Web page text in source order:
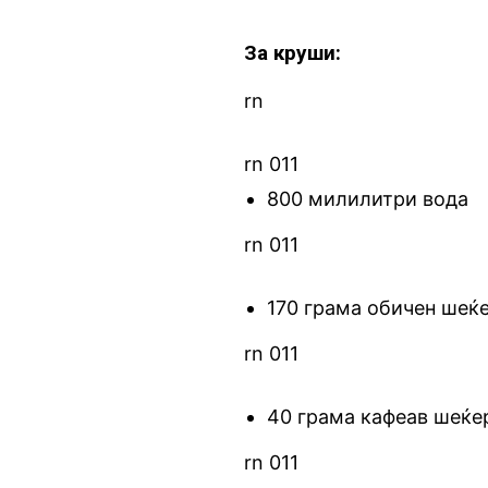
За круши:
rn
rn 011
800 милилитри вода
rn 011
170 грама обичен
rn 011
40 грама кафеав
rn 011